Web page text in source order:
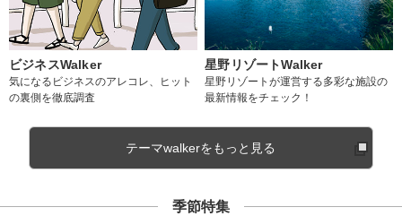
ビジネスWalker
気になるビジネスのアレコレ、ヒット
の裏側を徹底調査
星野リゾートWalker
星野リゾートが運営する多彩な施設の
最新情報をチェック！
テーマwalkerをもっと見る
季節特集